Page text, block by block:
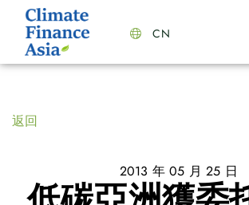
CN
返回
2013 年 05 月 25 日